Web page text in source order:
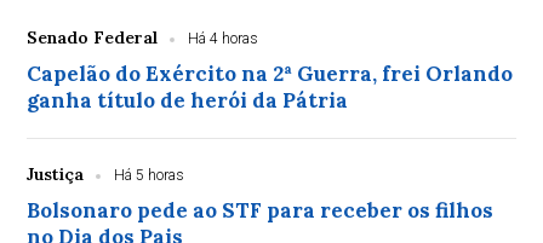
Senado Federal Há 4 horas
Capelão do Exército na 2ª Guerra, frei Orlando
ganha título de herói da Pátria
Justiça Há 5 horas
Bolsonaro pede ao STF para receber os filhos
no Dia dos Pais